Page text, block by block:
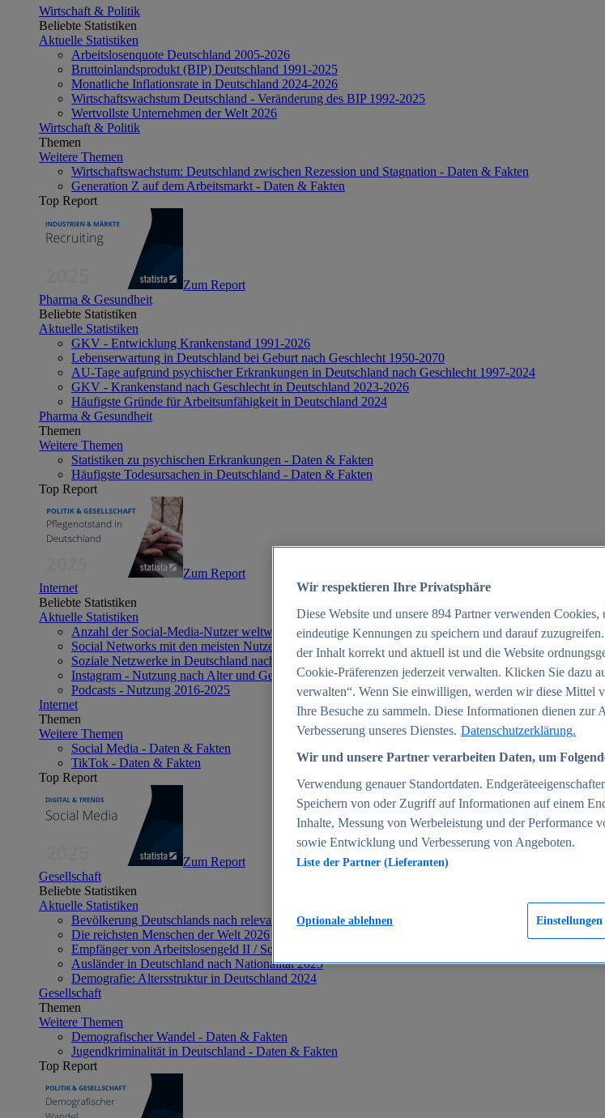
Wirtschaft & Politik
Beliebte Statistiken
Aktuelle Statistiken
Arbeitslosenquote Deutschland 2005-2026
Bruttoinlandsprodukt (BIP) Deutschland 1991-2025
Monatliche Inflationsrate in Deutschland 2024-2026
Wirtschaftswachstum Deutschland - Veränderung des BIP 1992-2025
Wertvollste Unternehmen der Welt 2026
Wirtschaft & Politik
Themen
Weitere Themen
Wirtschaftswachstum: Deutschland zwischen Rezession und Stagnation - Daten & Fakten
Generation Z auf dem Arbeitsmarkt - Daten & Fakten
Top Report
Zum Report
Pharma & Gesundheit
Beliebte Statistiken
Aktuelle Statistiken
GKV - Entwicklung Krankenstand 1991-2026
Lebenserwartung in Deutschland bei Geburt nach Geschlecht 1950-2070
AU-Tage aufgrund psychischer Erkrankungen in Deutschland nach Geschlecht 1997-2024
GKV - Krankenstand nach Geschlecht in Deutschland 2023-2026
Häufigste Gründe für Arbeitsunfähigkeit in Deutschland 2024
Pharma & Gesundheit
Themen
Weitere Themen
Statistiken zu psychischen Erkrankungen - Daten & Fakten
Häufigste Todesursachen in Deutschland - Daten & Fakten
Top Report
Zum Report
Internet
Beliebte Statistiken
Aktuelle Statistiken
Anzahl der Social-Media-Nutzer weltweit 2012-2025
Social Networks mit den meisten Nutzern weltweit 2025
Soziale Netzwerke in Deutschland nach Generationen 2025
Instagram - Nutzung nach Alter und Geschlecht in Deutschland 2025
Podcasts - Nutzung 2016-2025
Internet
Themen
Weitere Themen
Social Media - Daten & Fakten
TikTok - Daten & Fakten
Top Report
Zum Report
Gesellschaft
Beliebte Statistiken
Aktuelle Statistiken
Bevölkerung Deutschlands nach relevanten Altersgruppen 2024
Die reichsten Menschen der Welt 2026
Empfänger von Arbeitslosengeld II / Sozialgeld / Bürgergeld in Deutschland 2005-2025
Ausländer in Deutschland nach Nationalität 2025
Demografie: Altersstruktur in Deutschland 2024
Gesellschaft
Themen
Weitere Themen
Demografischer Wandel - Daten & Fakten
Jugendkriminalität in Deutschland - Daten & Fakten
Top Report
Wir respektieren Ihre Privatsphäre
Diese Website und unsere 894 Partner verwenden Cookies,
eindeutige Kennungen zu speichern und darauf
der Inhalt korrekt und aktuell ist und die Website
Cookie-Präferenzen jederzeit verwalten. Klicken Sie dazu
verwalten“. Wenn Sie einwilligen, werden wir diese Mittel
Ihre Besuche zu sammeln. Diese Informationen dienen zur
Verbesserung unseres Dienstes. Datenschutzerklärung.
Wir und unsere Partner verarbeiten Daten, um
Verwendung genauer Standortdaten.
Speichern von oder Zugriff auf Informationen auf einem
Inhalte, Messung von Werbeleistung und der Performance
sowie Entwicklung und Verbesserung von Angeboten.
Liste der Partner (Lieferanten)
Einstellungen
Optionale ablehnen